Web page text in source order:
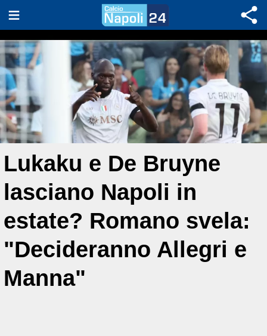
Lukaku e De Bruyne
lasciano Napoli in
estate? Romano svela:
"Decideranno Allegri e
Manna"